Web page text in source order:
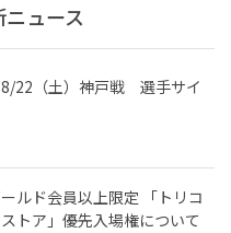
ュース
22（土）神戸戦 選手サイ
ルド会員以上限定 「トリコ
トア」優先入場権について